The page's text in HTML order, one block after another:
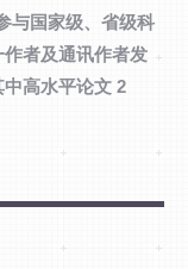
与国家级、省级科
者及通讯作者发
高水平论文 2